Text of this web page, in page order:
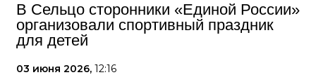
В Сельцо сторонники «Единой России»
организовали спортивный праздник
для детей
03 июня 2026, 12:16